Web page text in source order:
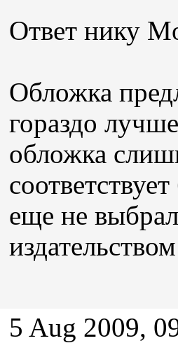
Ответ нику
Обложка
гораздо
обложка
еще не
5 Aug 2009,